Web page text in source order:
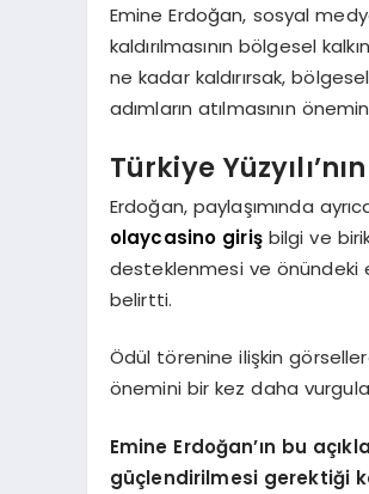
Emine Erdoğan, sosyal
kaldırılmasının bölgesel
ne kadar kaldırırsak,
adımların atılmasının
Türkiye
Erdoğan, paylaşımında
olaycasino girişbilgi ve
desteklenmesi ve önündeki
belirtti.
Ödül törenine ilişkin
önemini bir kez daha
Emine Erdoğan’ın bu
güçlendirilmesi gerektiği